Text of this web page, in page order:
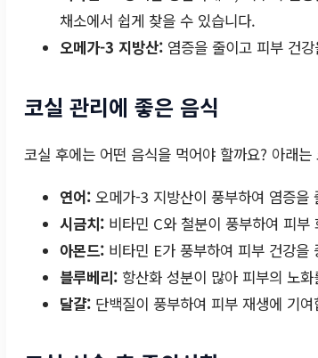
채소에서 쉽게 찾을 수 있습니다.
오메가-3 지방산: 염증을 줄이고 피부 건
코실 관리에 좋은 음식
코실 후에는 어떤 음식을 먹어야 할까요? 아래
연어: 오메가-3 지방산이 풍부하여 염증을
시금치: 비타민 C와 철분이 풍부하여 피부
아몬드: 비타민 E가 풍부하여 피부 건강을
블루베리: 항산화 성분이 많아 피부의 노
달걀: 단백질이 풍부하여 피부 재생에 기여